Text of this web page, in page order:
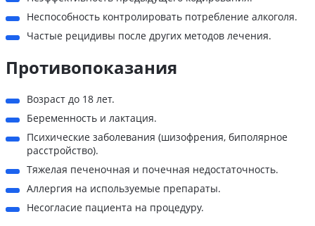
Неспособность контролировать потребление алкоголя.
Частые рецидивы после других методов лечения.
Противопоказания
Возраст до 18 лет.
Беременность и лактация.
Психические заболевания (шизофрения, биполярное
расстройство).
Тяжелая печеночная и почечная недостаточность.
Аллергия на используемые препараты.
Несогласие пациента на процедуру.